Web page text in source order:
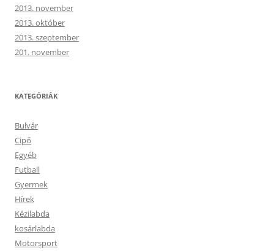
2013. november
2013. október
2013. szeptember
201. november
KATEGÓRIÁK
Bulvár
Cipő
Egyéb
Futball
Gyermek
Hírek
Kézilabda
kosárlabda
Motorsport